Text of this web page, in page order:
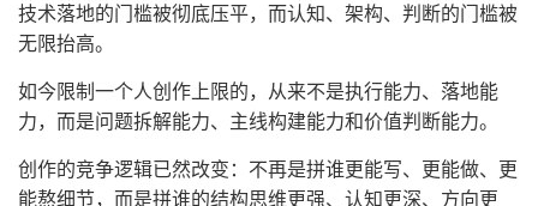
技术落地的门槛被彻底压平，而认知、架构、判断的门槛被
无限抬高。
如今限制一个人创作上限的，从来不是执行能力、落地能
力，而是问题拆解能力、主线构建能力和价值判断能力。
创作的竞争逻辑已然改变：不再是拼谁更能写、更能做、更
能熬细节，而是拼谁的结构思维更强、认知更深、方向更